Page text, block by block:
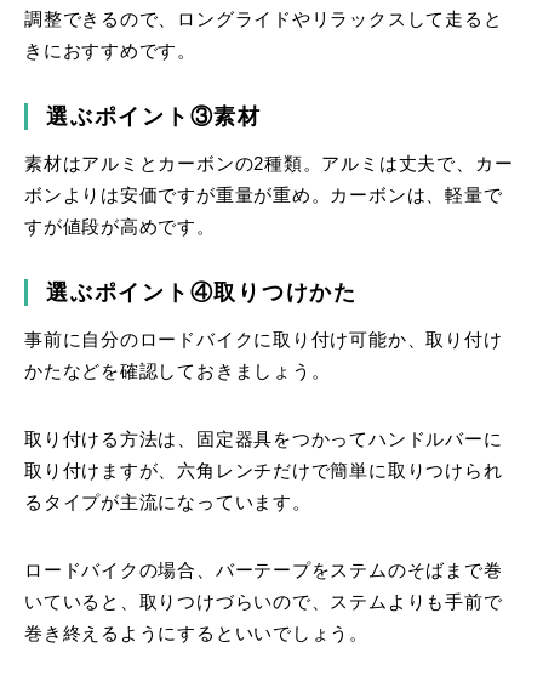
調整できるので、ロングライドやリラックスして走ると
きにおすすめです。
選ぶポイント③素材
素材はアルミとカーボンの2種類。アルミは丈夫で、カー
ボンよりは安価ですが重量が重め。カーボンは、軽量で
すが値段が高めです。
選ぶポイント④取りつけかた
事前に自分のロードバイクに取り付け可能か、取り付け
かたなどを確認しておきましょう。
取り付ける方法は、固定器具をつかってハンドルバーに
取り付けますが、六角レンチだけで簡単に取りつけられ
るタイプが主流になっています。
ロードバイクの場合、バーテープをステムのそばまで巻
いていると、取りつけづらいので、ステムよりも手前で
巻き終えるようにするといいでしょう。